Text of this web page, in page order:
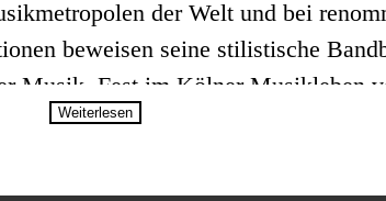
der Welt und bei
beweisen seine stilistische
Musik. Fest im Kölner Musikleben
2012 zu den musikalischen
Weiterlesen